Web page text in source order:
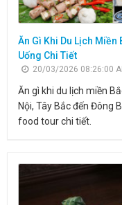
Ăn Gì Khi Du Lịch Miền
Uống Chi Tiết
20/03/2026 08:26:00
Ăn gì khi du lịch miền
Nội, Tây Bắc đến Đông
food tour chi tiết.